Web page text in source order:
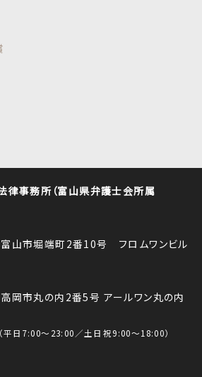
律事務所（富山県弁護士会所属
山市堀端町2番10号 フロムワンビル
市丸の内2番5号 アールワン丸の内
（平日7:00～23:00／土日祝9:00～18:00）